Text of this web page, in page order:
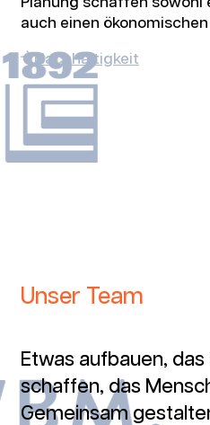
auch einen
Nachhaltigkeit
Unser Team
Etwas aufbauen,
schaffen, das
Gemeinsam